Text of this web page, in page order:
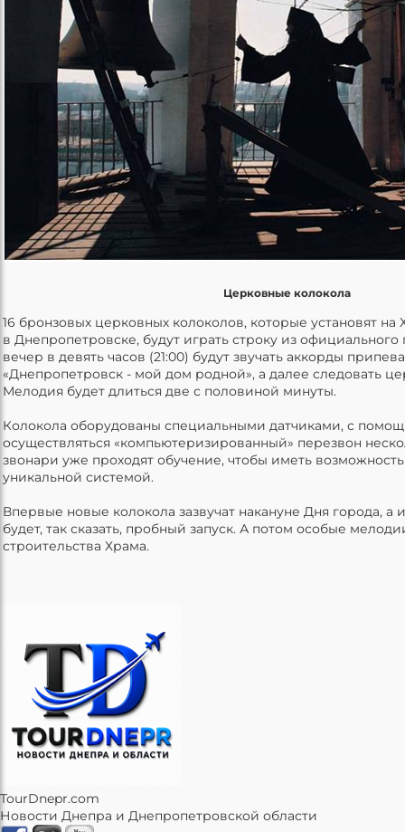
Церковные колокола
16 бронзовых церковных колоколов, которые установят
в Днепропетровске, будут играть строку из
вечер в девять часов (21:00) будут звучать аккорды
«Днепропетровск - мой дом родной», а далее следовать
Мелодия будет длиться две с половиной минуты.
Колокола оборудованы специальными датчиками, с
осуществляться «компьютеризированный» перезвон
звонари уже проходят обучение, чтобы иметь
уникальной системой.
Впервые новые колокола зазвучат накануне Дня города, а
будет, так сказать, пробный запуск. А потом особые
строительства Храма.
TourDnepr.com
Новости Днепра и Днепропетровской области